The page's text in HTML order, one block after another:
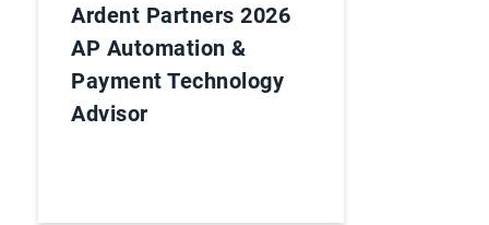
Ardent Partners 2026
AP Automation &
Payment Technology
Advisor